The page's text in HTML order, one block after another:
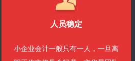
人员稳定
小企业会计一般只有一人，一旦离